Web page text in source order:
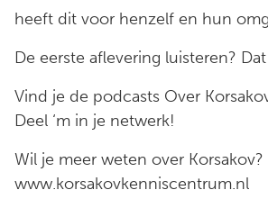
heeft dit voor henzelf en hun
De eerste aflevering luisteren?
Vind je de podcasts Over
Deel ‘m in je netwerk!
Wil je meer weten over
www.korsakovkenniscentrum.nl